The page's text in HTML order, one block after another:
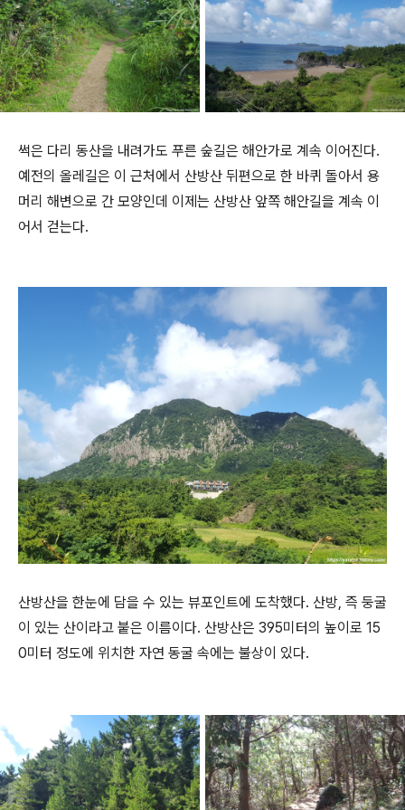
썩은 다리 동산을 내려가도 푸른 숲길은 해안가로 계속 이어진다.
예전의 올레길은 이 근처에서 산방산 뒤편으로 한 바퀴 돌아서 용
머리 해변으로 간 모양인데 이제는 산방산 앞쪽 해안길을 계속 이
어서 걷는다.
산방산을 한눈에 담을 수 있는 뷰포인트에 도착했다. 산방, 즉 둥굴
이 있는 산이라고 붙은 이름이다. 산방산은 395미터의 높이로 15
0미터 정도에 위치한 자연 동굴 속에는 불상이 있다.